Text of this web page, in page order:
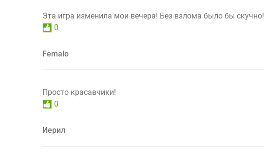
Эта игра изменила мои вечера! Без взлома было бы скучно!
0
Femalo
Просто красавчики!
0
Иерил